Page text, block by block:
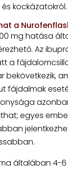
kockázatokról.
a
mg hatása
Az
a
bekövetkezik,
fájdalmak
egyes
általában 4-